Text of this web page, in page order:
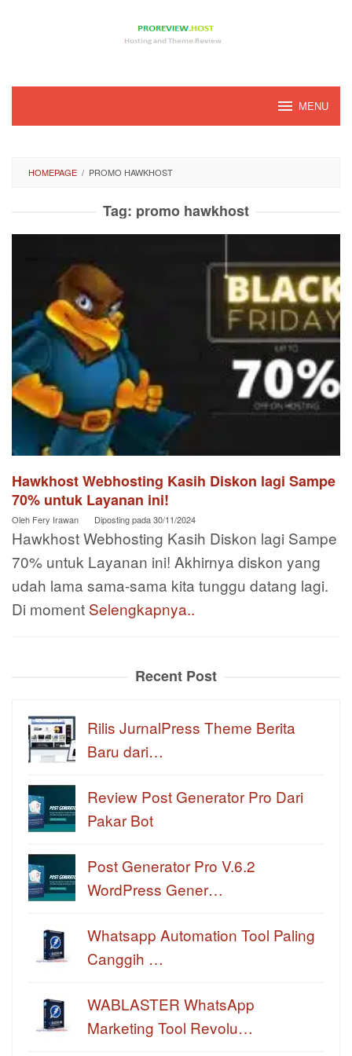
MENU
HOMEPAGE / PROMO HAWKHOST
Tag: promo hawkhost
Hawkhost Webhosting Kasih Diskon lagi Sampe
70% untuk Layanan ini!
Oleh Fery Irawan Diposting pada30/11/2024
Hawkhost Webhosting Kasih Diskon lagi Sampe
70% untuk Layanan ini! Akhirnya diskon yang
udah lama sama-sama kita tunggu datang lagi.
Di moment Selengkapnya..
Recent Post
Rilis JurnalPress Theme Berita
Baru dari…
Review Post Generator Pro Dari
Pakar Bot
Post Generator Pro V.6.2
WordPress Gener…
Whatsapp Automation Tool Paling
Canggih …
WABLASTER WhatsApp
Marketing Tool Revolu…